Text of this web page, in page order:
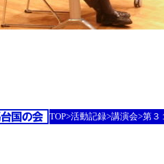
TOP>活動記録>講演会>第３